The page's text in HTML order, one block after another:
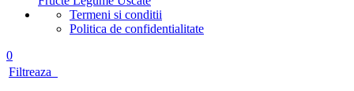
Termeni si conditii
Politica de confidentialitate
0
Filtreaza